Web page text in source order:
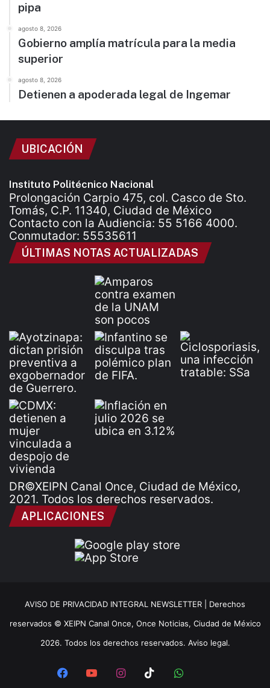
pipa
agosto 8, 2026
Gobierno amplía matrícula para la media
superior
agosto 8, 2026
Detienen a apoderada legal de Ingemar
UBICACIÓN
Instituto Politécnico Nacional
Prolongación Carpio 475, col. Casco de Sto.
Tomás, C.P. 11340, Ciudad de México
Contacto con la Audiencia: 55 5166 4000.
Conmutador: 55535611
ÚLTIMAS NOTAS ACTUALIZADAS
DR©XEIPN Canal Once, Ciudad de México,
2021. Todos los derechos reservados.
APLICACIONES
AVISO DE PRIVACIDAD INTEGRAL NEWSLETTER | Derechos
reservados © XEIPN Canal Once, Once Noticias, Ciudad de México
2026. Todos los derechos reservados. Aviso legal.
FacebookYouTubeInstagram
TikTokWhatsApp